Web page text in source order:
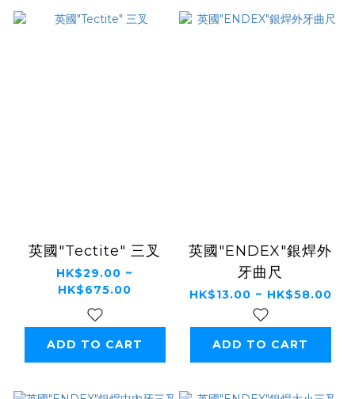
英國"Tectite" 三叉
HK$29.00 ~
HK$675.00
ADD TO CART
英國"ENDEX"銀焊外
牙曲尺
HK$13.00 ~ HK$58.00
ADD TO CART